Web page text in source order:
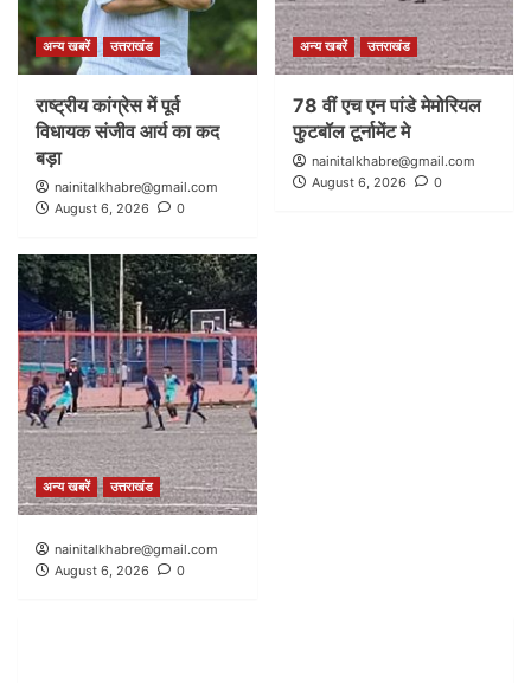
अन्य खबरें उत्तराखंड
राष्ट्रीय कांग्रेस में पूर्व
विधायक संजीव आर्य का कद
बड़ा
nainitalkhabre@gmail.com
August 6, 2026
0
अन्य खबरें उत्तराखंड
78 वीं एच एन पांडे मेमोरियल
फुटबॉल टूर्नामेंट मे
nainitalkhabre@gmail.com
August 6, 2026
0
अन्य खबरें उत्तराखंड
nainitalkhabre@gmail.com
August 6, 2026
0